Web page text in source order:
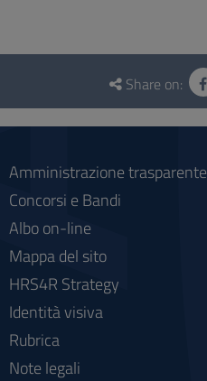
Questionnaire
social
Share on:
Amministrazione trasparente
Concorsi e Bandi
Albo on-line
Mappa del sito
HRS4R Strategy
Identità visiva
Rubrica
Note legali